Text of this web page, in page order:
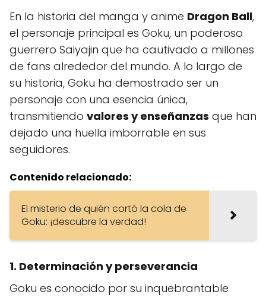
En la historia del manga y anime Dragon Ball,
el personaje principal es Goku, un poderoso
guerrero Saiyajin que ha cautivado a millones
de fans alrededor del mundo. A lo largo de
su historia, Goku ha demostrado ser un
personaje con una esencia única,
transmitiendo valores y enseñanzas que han
dejado una huella imborrable en sus
seguidores.
Contenido relacionado:
El misterio de quién cortó la cola de
Goku: ¡descubre la verdad!
1. Determinación y perseverancia
Goku es conocido por su inquebrantable